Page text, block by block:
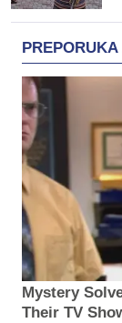
PREPORUKA
Mystery
Their TV